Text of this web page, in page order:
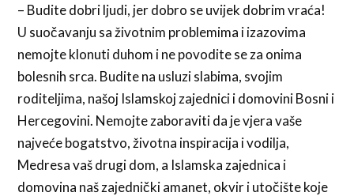
– Budite dobri ljudi, jer dobro se uvijek dobrim vraća!
U suočavanju sa životnim problemima i izazovima
nemojte klonuti duhom i ne povodite se za onima
bolesnih srca. Budite na usluzi slabima, svojim
roditeljima, našoj Islamskoj zajednici i domovini Bosni i
Hercegovini. Nemojte zaboraviti da je vjera vaše
najveće bogatstvo, životna inspiracija i vodilja,
Medresa vaš drugi dom, a Islamska zajednica i
domovina naš zajednički amanet, okvir i utočište koje